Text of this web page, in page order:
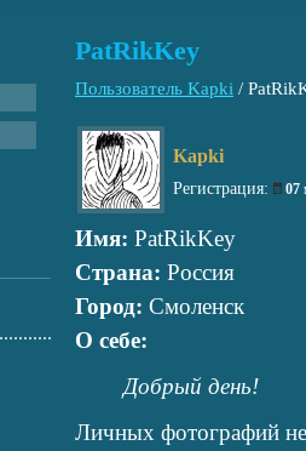
PatRikKey
Пользователь Kapki /
Kapki
Регистрация: 07
Имя: PatRikKey
Страна: Россия
Город: Смоленск
О себе:
Добрый день!
Личных фотографий